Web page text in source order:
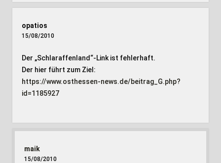
opatios
15/08/2010
Der „Schlaraffenland“-Link ist fehlerhaft.
Der hier führt zum Ziel:
https://www.osthessen-news.de/beitrag_G.php?
id=1185927
maik
15/08/2010